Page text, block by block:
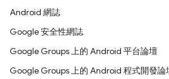
Android 網誌
Google 安全性網誌
Google Groups 上的 Android 平台論壇
Google Groups 上的 Android 程式開發論